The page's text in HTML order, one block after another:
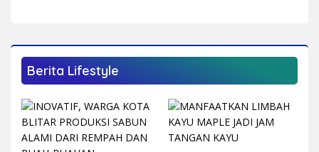
Berita Lifestyle